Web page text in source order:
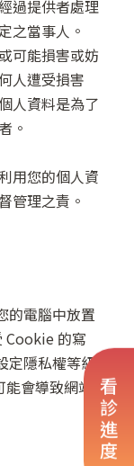
看診進度
過提供者處理
之當事人。
可能損害或妨
人遭受損害
人資料是為了
。
用您的個人資
管理之責。
的電腦中放置
Cookie 的寫
定隱私權等級
會導致網站